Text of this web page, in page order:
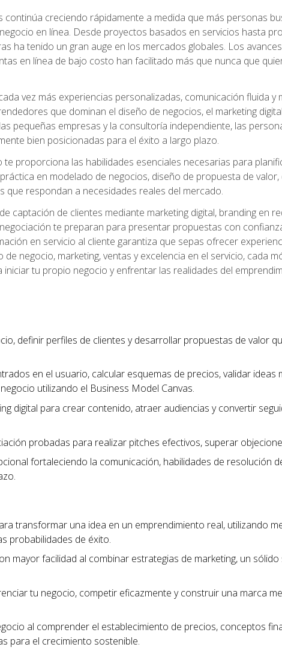
continúa creciendo rápidamente a medida que más personas
en línea. Desde proyectos basados en servicios hasta
ha tenido un gran auge en los mercados globales. Los
en línea de bajo costo han facilitado más que nunca que
vez más experiencias personalizadas, comunicación fluida y
que dominan el diseño de negocios, el marketing
pequeñas empresas y la consultoría independiente, las
bien posicionadas para el éxito a largo plazo.
te proporciona las habilidades esenciales necesarias para
en modelado de negocios, diseño de propuesta de
que respondan a necesidades reales del mercado.
captación de clientes mediante marketing digital, branding en
te preparan para presentar propuestas con
en servicio al cliente garantiza que sepas ofrecer
negocio, marketing, ventas y excelencia en el servicio, cada
tu propio negocio y enfrentar las realidades del
definir perfiles de clientes y desarrollar propuestas de valor
en el usuario, calcular esquemas de precios, validar
utilizando el Business Model Canvas.
digital para crear contenido, atraer audiencias y convertir
probadas para realizar pitches efectivos, superar
fortaleciendo la comunicación, habilidades de resolución
transformar una idea en un emprendimiento real, utilizando
probabilidades de éxito.
mayor facilidad al combinar estrategias de marketing, un
tu negocio, competir eficazmente y construir una marca
al comprender el establecimiento de precios, conceptos
para el crecimiento sostenible.